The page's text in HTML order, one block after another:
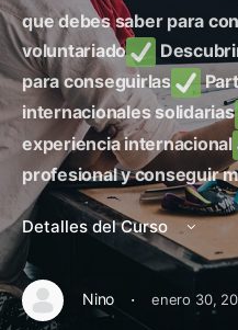
que debes saber para
voluntariado
para conseguirlas
internacionales solidarias
experiencia internacional
profesional y conseguir
Detalles del Curso
Nino · enero 30,